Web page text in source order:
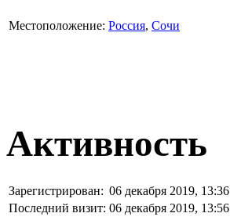
Местоположение: Россия, Сочи
Активность
Зарегистрирован: 06 декабря 2019, 13:36
Последний визит: 06 декабря 2019, 13:56